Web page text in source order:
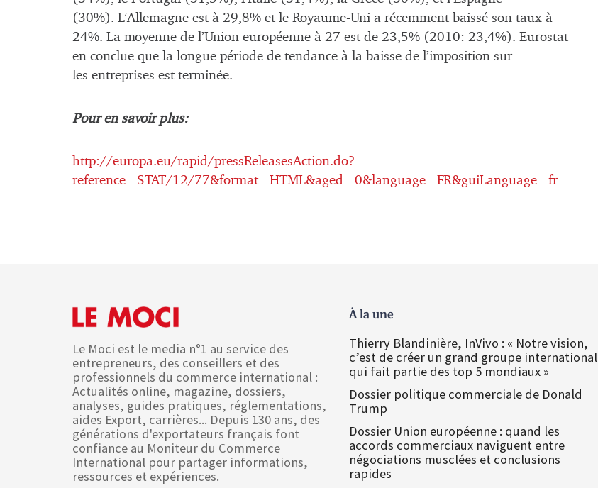
(30%). L’Allemagne est à 29,8% et le Royaume-Uni a récemment baissé son taux à
24%. La moyenne de l’Union européenne à 27 est de 23,5% (2010: 23,4%). Eurostat
en conclue que la longue période de tendance à la baisse de l’imposition sur
les entreprises est terminée.
Pour en savoir plus:
http://europa.eu/rapid/pressReleasesAction.do?
reference=STAT/12/77&format=HTML&aged=0&language=FR&guiLanguage=fr
Le Moci est le media n°1 au service des
entrepreneurs, des conseillers et des
professionnels du commerce international :
Actualités online, magazine, dossiers,
analyses, guides pratiques, réglementations,
aides Export, carrières... Depuis 130 ans, des
générations d'exportateurs français font
confiance au Moniteur du Commerce
International pour partager informations,
ressources et expériences.
À la une
Thierry Blandinière, InVivo : « Notre vision,
c’est de créer un grand groupe international
qui fait partie des top 5 mondiaux »
Dossier politique commerciale de Donald
Trump
Dossier Union européenne : quand les
accords commerciaux naviguent entre
négociations musclées et conclusions
rapides